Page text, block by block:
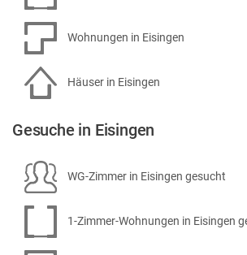
Wohnungen in Eisingen
Häuser in Eisingen
Gesuche in Eisingen
WG-Zimmer in Eisingen gesucht
1-Zimmer-Wohnungen in Eisingen